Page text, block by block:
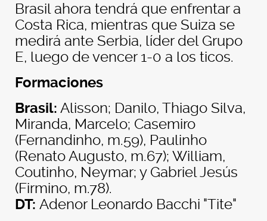
Brasil ahora tendrá que enfrentar a
Costa Rica, mientras que Suiza se
medirá ante Serbia, líder del Grupo
E, luego de vencer 1-0 a los ticos.
Formaciones
Brasil: Alisson; Danilo, Thiago Silva,
Miranda, Marcelo; Casemiro
(Fernandinho, m.59), Paulinho
(Renato Augusto, m.67); William,
Coutinho, Neymar; y Gabriel Jesús
(Firmino, m.78).
DT: Adenor Leonardo Bacchi "Tite"